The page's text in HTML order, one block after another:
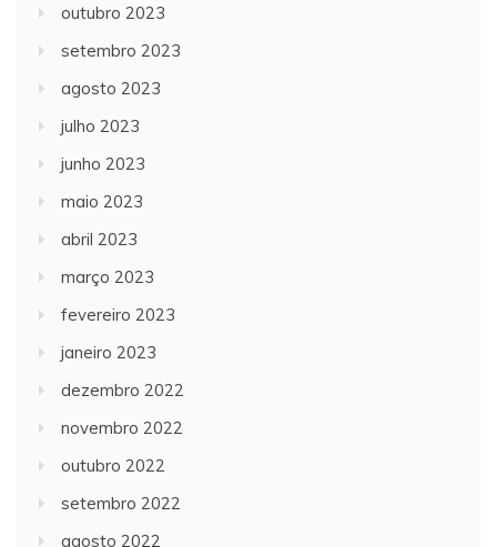
outubro 2023
setembro 2023
agosto 2023
julho 2023
junho 2023
maio 2023
abril 2023
março 2023
fevereiro 2023
janeiro 2023
dezembro 2022
novembro 2022
outubro 2022
setembro 2022
agosto 2022